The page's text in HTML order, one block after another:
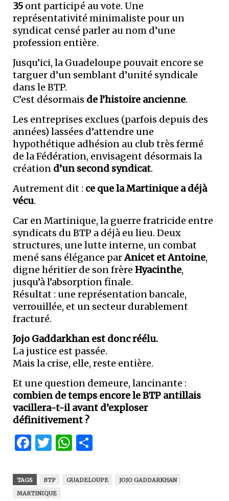
35 ont participé au vote. Une
représentativité minimaliste pour un
syndicat censé parler au nom d’une
profession entière.
Jusqu’ici, la Guadeloupe pouvait encore se
targuer d’un semblant d’unité syndicale
dans le BTP.
C’est désormais de l’histoire ancienne.
Les entreprises exclues (parfois depuis des
années) lassées d’attendre une
hypothétique adhésion au club très fermé
de la Fédération, envisagent désormais la
création d’un second syndicat.
Autrement dit : ce que la Martinique a déjà
vécu.
Car en Martinique, la guerre fratricide entre
syndicats du BTP a déjà eu lieu. Deux
structures, une lutte interne, un combat
mené sans élégance parAnicet et Antoine,
digne héritier de son frère Hyacinthe,
jusqu’à l’absorption finale.
Résultat : une représentation bancale,
verrouillée, et un secteur durablement
fracturé.
Jojo Gaddarkhan est donc réélu.
La justice est passée.
Mais la crise, elle, reste entière.
Et une question demeure, lancinante :
combien de temps encore le BTP antillais
vacillera-t-il avant d’exploser
définitivement ?
Facebook
Twitter
WhatsApp
TAGS BTP GUADELOUPE
JOJO GADDARKHAN
MARTINIQUE